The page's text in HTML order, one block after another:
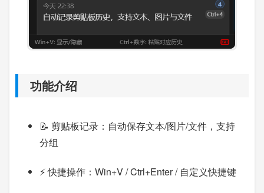
功能介绍
📝 剪贴板记录：自动保存文本/图片/文件，支持
分组
⚡ 快捷操作：Win+V / Ctrl+Enter / 自定义快捷键